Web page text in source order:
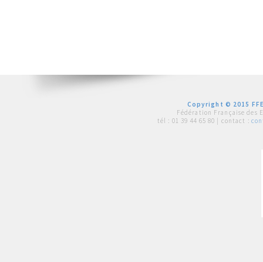
Copyright © 2015
Fédération Française des
tél : 01 39 44 65 80 | contact :